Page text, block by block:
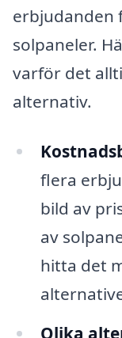
erbjudanden
solpaneler.
varför det
alternativ.
flera
bild av
av
hitta det
Olika